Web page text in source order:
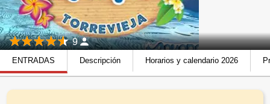
9
ENTRADAS Descripción Horarios y calendario 2026